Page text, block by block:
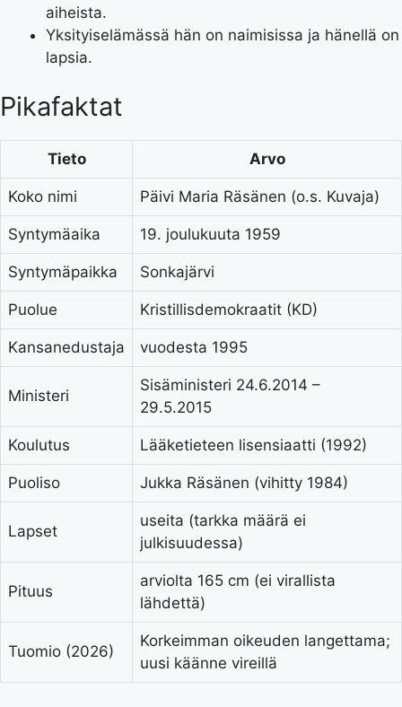
aiheista.
Yksityiselämässä hän on naimisissa ja hänellä on
lapsia.
Pikafaktat
Tieto Arvo
Koko nimi Päivi Maria Räsänen (o.s. Kuvaja)
Syntymäaika 19. joulukuuta 1959
Syntymäpaikka Sonkajärvi
Puolue Kristillisdemokraatit (KD)
Kansanedustaja vuodesta 1995
Ministeri
Sisäministeri 24.6.2014 –
29.5.2015
Koulutus Lääketieteen lisensiaatti (1992)
Puoliso Jukka Räsänen (vihitty 1984)
Lapset
useita (tarkka määrä ei
julkisuudessa)
Pituus
arviolta 165 cm (ei virallista
lähdettä)
Tuomio (2026)
Korkeimman oikeuden langettama;
uusi käänne vireillä